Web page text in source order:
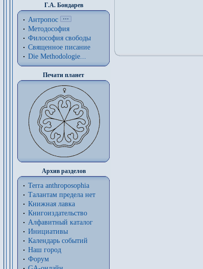
Г.А. Бондарев
Антропос
Методософия
Философия cвободы
Священное писание
Die Methodologie...
Печати планет
Архив разделов
Terra anthroposophia
Талантам предела нет
Книжная лавка
Книгоиздательство
Алфавитный каталог
Инициативы
Календарь событий
Наш город
Форум